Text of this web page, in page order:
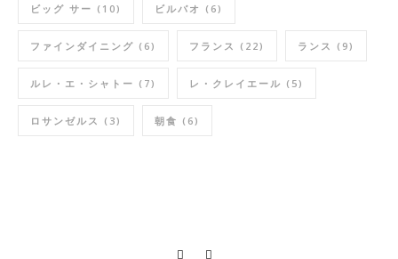
ビッグ サー (10) ビルバオ (6)
ファインダイニング (6) フランス (22) ランス (9)
ルレ・エ・シャトー (7) レ・クレイエール (5)
ロサンゼルス (3) 朝食 (6)